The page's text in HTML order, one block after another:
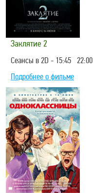
Заклятие 2
Сеансы в 2D - 15:45 22:00
Подробнее о фильме